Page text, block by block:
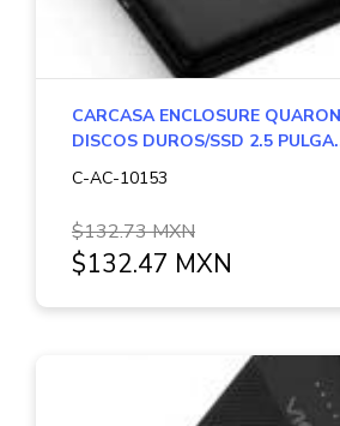
CARCASA ENCLOSURE
DISCOS DUROS/SSD 2.5
C-AC-10153
$132.73 MXN
$132.47 MXN